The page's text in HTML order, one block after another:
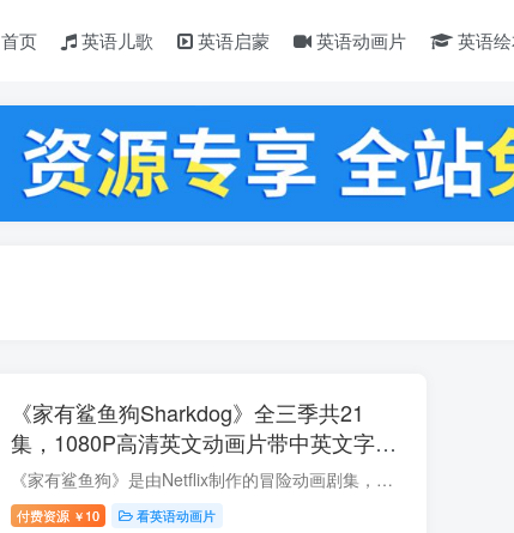
首页 英语儿歌 英语启蒙 英语动画片 英语
《家有鲨鱼狗Sharkdog》全三季共21
集，1080P高清英文动画片带中英文字
幕，百度云网盘下载
《家有鲨鱼狗》是由Netflix制作的冒险动画剧集，讲述麦斯认识了一条半鲨半狗的鲨鱼狗，它有个善良的心，还有装满鱼柳的肚皮！他和人类好友麦斯结伴，再荒唐再混乱的冒险都缺不了他们，难不倒他...
付费资源 ￥ 10 看英语动画片